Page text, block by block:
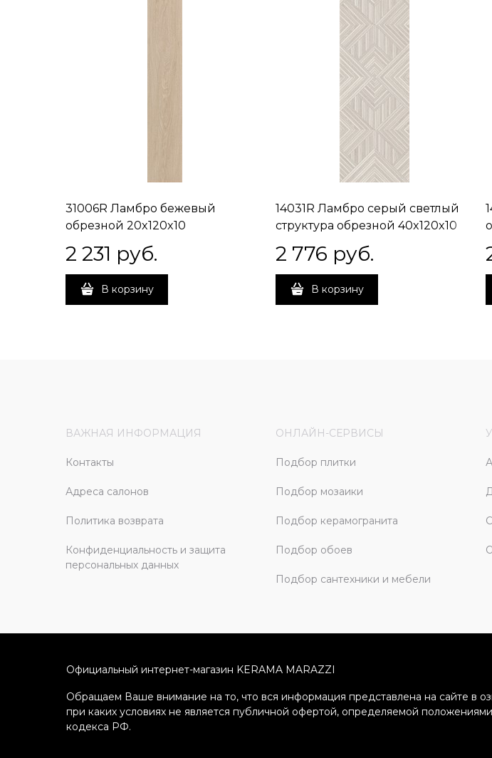
31006R Ламбро бежевый
обрезной 20x120x10
2 231 руб.
В корзину
14031R Ламбро серый светлый
структура обрезной 40x120x10
2 776 руб.
В корзину
ВАЖНАЯ ИНФОРМАЦИЯ
Контакты
Адреса салонов
Политика возврата
Конфиденциальность и защита
персональных данных
ОНЛАЙН-СЕРВИСЫ
Подбор плитки
Подбор мозаики
Подбор керамогранита
Подбор обоев
Подбор сантехники и мебели
Официальный интернет-магазин KERAMA MARAZZI
Обращаем Ваше внимание на то, что вся информация представлена на сайте в
при каких условиях не является публичной офертой, определяемой
кодекса РФ.